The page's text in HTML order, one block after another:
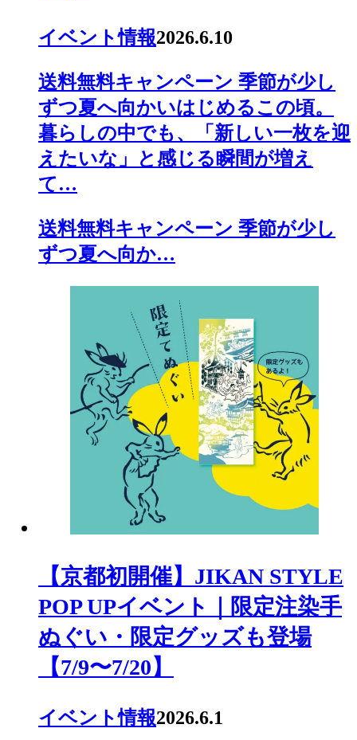
イベント情報2026.6.10
送料無料キャンペーン 季節が少し
ずつ夏へ向かいはじめるこの頃。
暮らしの中でも、「新しい一枚を迎
えたいな」と感じる瞬間が増え
て…
送料無料キャンペーン 季節が少し
ずつ夏へ向か…
【京都初開催】JIKAN STYLE
POP UPイベント｜限定注染手
ぬぐい・限定グッズも登場
【7/9〜7/20】
イベント情報2026.6.1